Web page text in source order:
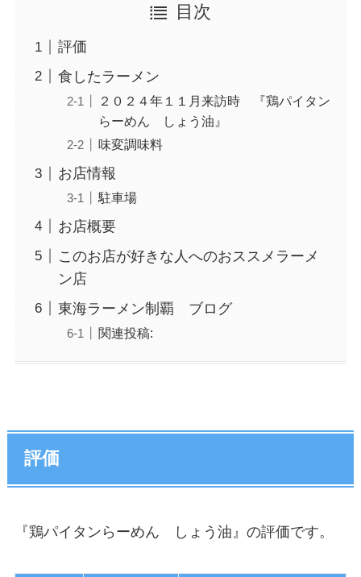
目次
評価
食したラーメン
２０２４年１１月来訪時 『鶏パイタン
らーめん しょう油』
味変調味料
お店情報
駐車場
お店概要
このお店が好きな人へのおススメラーメ
ン店
東海ラーメン制覇 ブログ
関連投稿:
評価
『鶏パイタンらーめん しょう油』の評価です。